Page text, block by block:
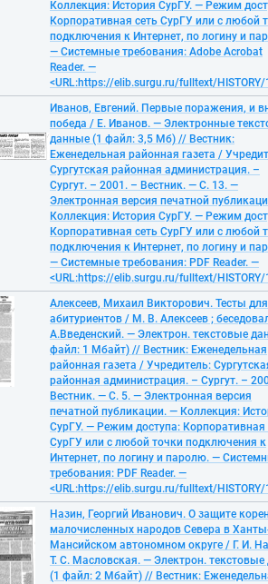
Коллекция: История СурГУ. — Режим
Корпоративная сеть СурГУ или с любой
подключения к Интернет, по логину и
— Системные требования: Adobe Acrobat
Reader. —
<URL:https://elib.surgu.ru/fulltext/HISTORY/
Иванов, Евгений. Первые поражения, и
победа / Е. Иванов. — Электронные
данные (1 файл: 3,5 Мб) // Вестник:
Еженедельная районная газета /
Сургутская районная администрация. –
Сургут. – 2001. – Вестник. — С. 13. —
Электронная версия печатной
Коллекция: История СурГУ. — Режим
Корпоративная сеть СурГУ или с любой
подключения к Интернет, по логину и
— Системные требования: PDF Reader. —
<URL:https://elib.surgu.ru/fulltext/HISTORY/
Алексеев, Михаил Викторович. Тесты для
абитуриентов / М. В. Алексеев ;
А.Введенский. — Электрон. текстовые
файл: 1 Мбайт) // Вестник: Еженедельная
районная газета / Учредитель:
районная администрация. – Сургут. –
Вестник. — С. 5. — Электронная версия
печатной публикации. — Коллекция:
СурГУ. — Режим доступа: Корпоративная
СурГУ или с любой точки подключения к
Интернет, по логину и паролю. —
требования: PDF Reader. —
<URL:https://elib.surgu.ru/fulltext/HISTORY/
Назин, Георгий Иванович. О защите
малочисленных народов Севера в
Мансийском автономном округе / Г. И.
Т. С. Масловская. — Электрон. текстовые
(1 файл: 2 Мбайт) // Вестник: